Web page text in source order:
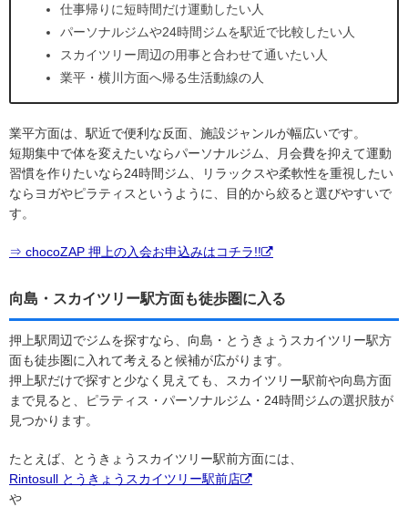
仕事帰りに短時間だけ運動したい人
パーソナルジムや24時間ジムを駅近で比較したい人
スカイツリー周辺の用事と合わせて通いたい人
業平・横川方面へ帰る生活動線の人
業平方面は、駅近で便利な反面、施設ジャンルが幅広いです。
短期集中で体を変えたいならパーソナルジム、月会費を抑えて運動
習慣を作りたいなら24時間ジム、リラックスや柔軟性を重視したい
ならヨガやピラティスというように、目的から絞ると選びやすいで
す。
⇒ chocoZAP 押上の入会お申込みはコチラ!!
向島・スカイツリー駅方面も徒歩圏に入る
押上駅周辺でジムを探すなら、向島・とうきょうスカイツリー駅方
面も徒歩圏に入れて考えると候補が広がります。
押上駅だけで探すと少なく見えても、スカイツリー駅前や向島方面
まで見ると、ピラティス・パーソナルジム・24時間ジムの選択肢が
見つかります。
たとえば、とうきょうスカイツリー駅前方面には、
Rintosull とうきょうスカイツリー駅前店
や